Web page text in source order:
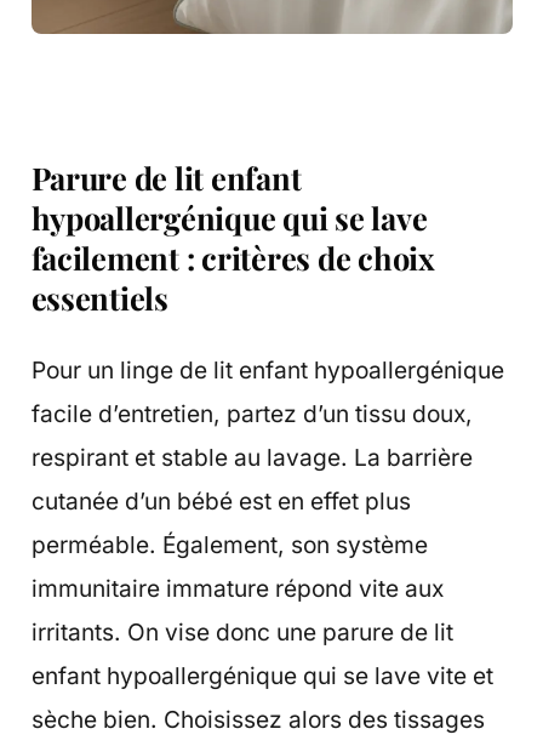
Parure de lit enfant
hypoallergénique qui se lave
facilement : critères de choix
essentiels
Pour un linge de lit enfant hypoallergénique
facile d’entretien, partez d’un tissu doux,
respirant et stable au lavage. La barrière
cutanée d’un bébé est en effet plus
perméable. Également, son système
immunitaire immature répond vite aux
irritants. On vise donc une parure de lit
enfant hypoallergénique qui se lave vite et
sèche bien. Choisissez alors des tissages